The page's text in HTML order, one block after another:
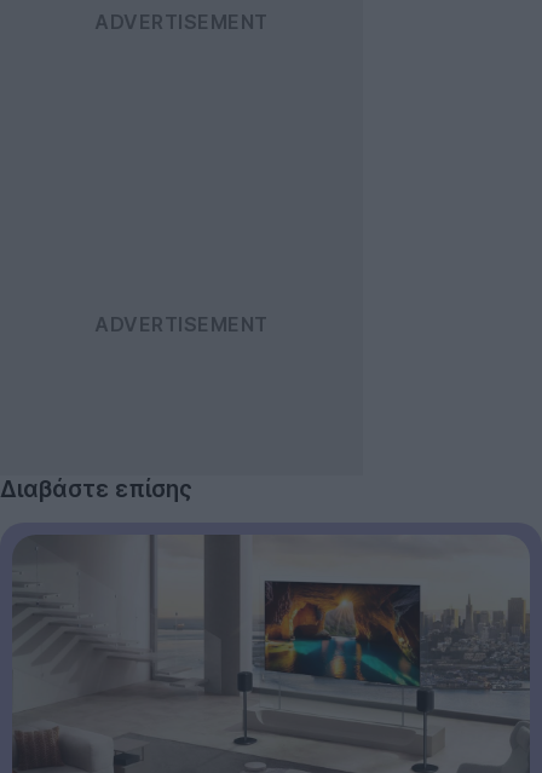
Διαβάστε επίσης